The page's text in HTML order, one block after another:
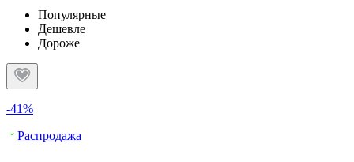
Популярные
Дешевле
Дороже
-41%
Распродажа